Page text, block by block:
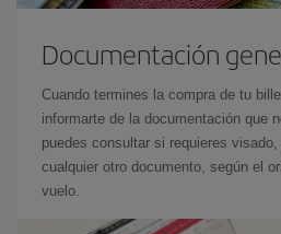
Documentación
Cuando termines la compra de tu
informarte de la documentación que
puedes consultar si requieres
cualquier otro documento, según el
vuelo.